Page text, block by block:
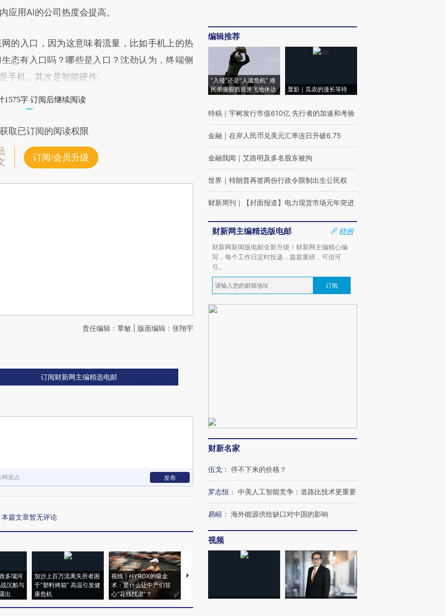
应用AI的公司热度会提高。
入口，因为这意味着流量，比如手机上的热
态有入口吗？哪些是入口？沈劲认为，终端侧
手机，其次是智能硬件。
1575字 订阅后继续阅读
取已订阅的阅读权限
订阅/会员升级
责任编辑：覃敏 | 版面编辑：张翔宇
订阅财新网主编精选电邮
网观点 发布
本篇文章暂无评论
多瑙河
沉船与
出
加沙上百万流离失所者困
于“塑料烤箱” 高温引发健
康危机
视线｜HYROX的吸金
术：是什么让中产们甘
心“花钱找虐”？
马航飞行员跨国走私7万
视线｜被称为“蟑螂”的印
度Z世代 用街头抗争将教
育部长拱下台
视线｜“入侵”还是“人道危
机”？难民潮撕裂西班牙
飞地休达
编辑推荐
“入侵”还是“人道危机” 难
民潮撕裂西班牙飞地休达
显影｜瓜农的漫长等待
特稿 ｜ 宇树发行市值610亿 先行者的加速和考验
金融 ｜ 在岸人民币兑美元汇率连日升破6.75
金融我闻 ｜ 艾路明及多名股东被拘
世界 ｜ 特朗普再签两份行政令限制出生公民权
财新周刊 ｜ 【封面报道】电力现货市场元年突进
财新网主编精选版电邮
样例
财新网新闻版电邮全新升级！财新网主编精心编
写，每个工作日定时投递，篇篇重磅，可信可
引。
订阅
财新名家
伍戈 ： 停不下来的价格？
罗志恒 ： 中美人工智能竞争：道路比技术更重要
易峘 ： 海外能源供给缺口对中国的影响
视频